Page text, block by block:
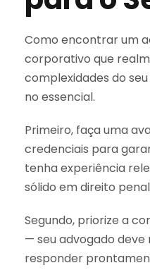
Como encontrar um
corporativo que
complexidades do
no essencial.
Primeiro, faça uma
credenciais para
tenha experiência
sólido em direito
Segundo, priorize a
— seu advogado
responder